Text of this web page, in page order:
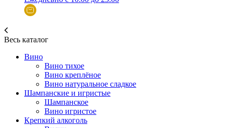
Весь каталог
Вино
Вино тихое
Вино креплёное
Вино натуральное сладкое
Шампанские и игристые
Шампанское
Вино игристое
Крепкий алкоголь